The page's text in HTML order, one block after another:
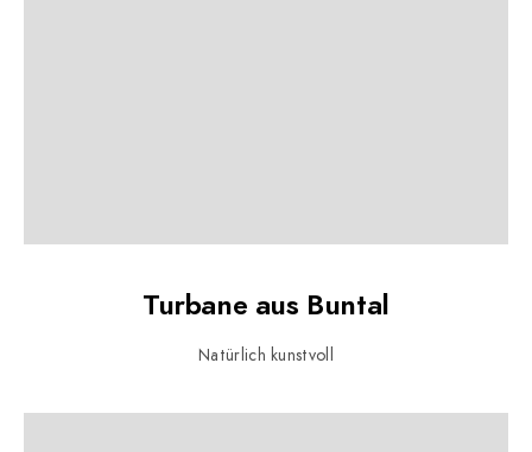
Turbane aus Buntal
Natürlich kunstvoll